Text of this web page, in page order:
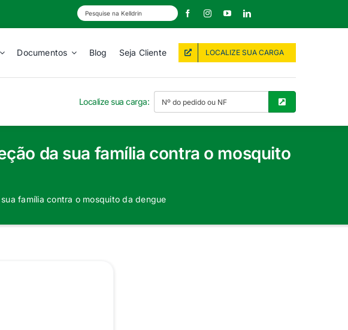
Documentos Blog Seja Cliente LOCALIZE SUA CARGA
Localize sua carga:
da sua família contra o mosquito
família contra o mosquito da dengue